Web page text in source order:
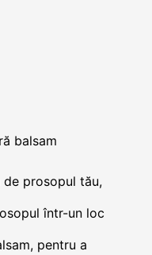
balsam
de prosopul tău,
într-un loc
pentru a